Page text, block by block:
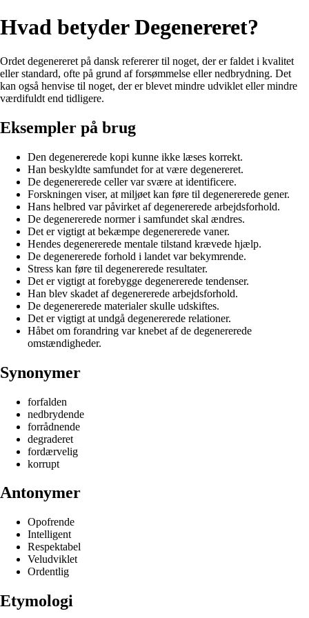
Hvad betyder Degenereret?
Ordet degenereret på dansk refererer til noget, der er faldet i kvalitet
eller standard, ofte på grund af forsømmelse eller nedbrydning. Det
kan også henvise til noget, der er blevet mindre udviklet eller mindre
værdifuldt end tidligere.
Eksempler på brug
Den degenererede kopi kunne ikke læses korrekt.
Han beskyldte samfundet for at være degenereret.
De degenererede celler var svære at identificere.
Forskningen viser, at miljøet kan føre til degenererede gener.
Hans helbred var påvirket af degenererede arbejdsforhold.
De degenererede normer i samfundet skal ændres.
Det er vigtigt at bekæmpe degenererede vaner.
Hendes degenererede mentale tilstand krævede hjælp.
De degenererede forhold i landet var bekymrende.
Stress kan føre til degenererede resultater.
Det er vigtigt at forebygge degenererede tendenser.
Han blev skadet af degenererede arbejdsforhold.
De degenererede materialer skulle udskiftes.
Det er vigtigt at undgå degenererede relationer.
Håbet om forandring var knebet af de degenererede
omstændigheder.
Synonymer
forfalden
nedbrydende
forrådnende
degraderet
fordærvelig
korrupt
Antonymer
Opofrende
Intelligent
Respektabel
Veludviklet
Ordentlig
Etymologi